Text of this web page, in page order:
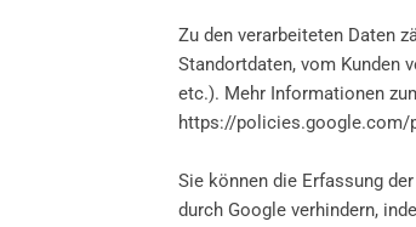
Zu den verarbeiteten Daten
Standortdaten, vom Kunden
etc.). Mehr Informationen
https://policies.google.com/
Sie können die Erfassung
durch Google verhindern,